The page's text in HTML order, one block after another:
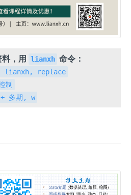
，用 lianxh 命令：
replace
制
多期, w